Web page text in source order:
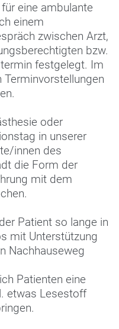
eine ambulante
einem
zwischen Arzt,
bzw.
festgelegt. Im
oder
in unserer
innen des
die Form der
mit dem
Patient so lange in
mit Unterstützung
Nachhauseweg
Patienten eine
etwas Lesestoff